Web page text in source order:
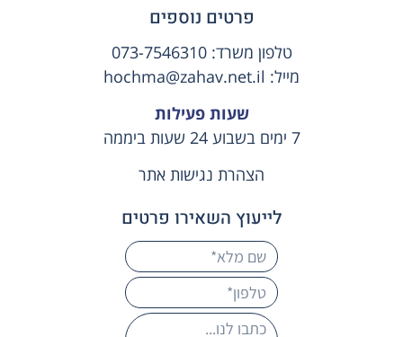
פרטים נוספים
טלפון משרד:073-7546310
מייל: hochma@zahav.net.il
שעות פעילות
7 ימים בשבוע 24 שעות ביממה
הצהרת נגישות אתר
לייעוץ השאירו פרטים